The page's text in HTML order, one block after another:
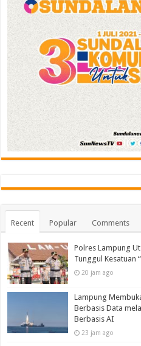
Recent Popular Comments
Polres Lampung
Tunggul Kesatuan
20 jam ago
Lampung
Berbasis Data
Berbasis AI
23 jam ago